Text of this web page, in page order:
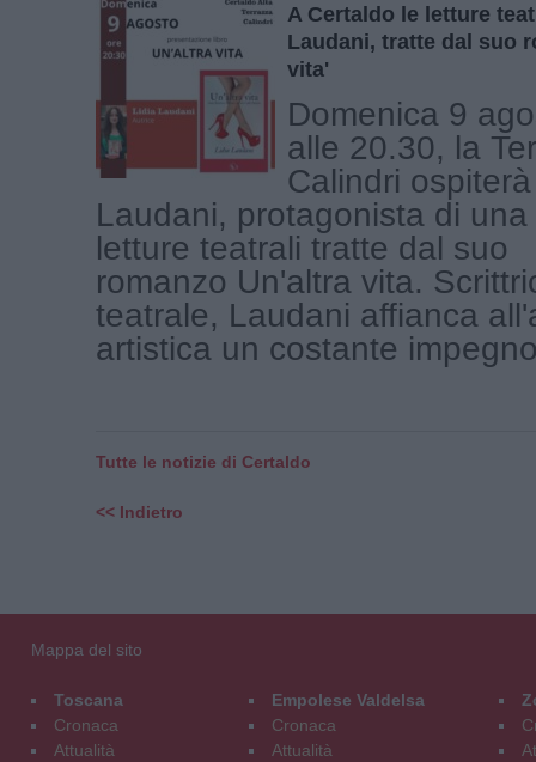
A Certaldo le letture
Laudani, tratte dal suo
vita'
Domenica 9
alle 20.30, la
Calindri
Laudani, protagonista di
letture teatrali tratte dal suo
romanzo Un'altra vita.
teatrale, Laudani affianca
artistica un costante
Tutte le notizie di Certaldo
<< Indietro
Mappa del sito
Toscana
Cronaca
Attualità
Empolese Valdelsa
Cronaca
Attualità